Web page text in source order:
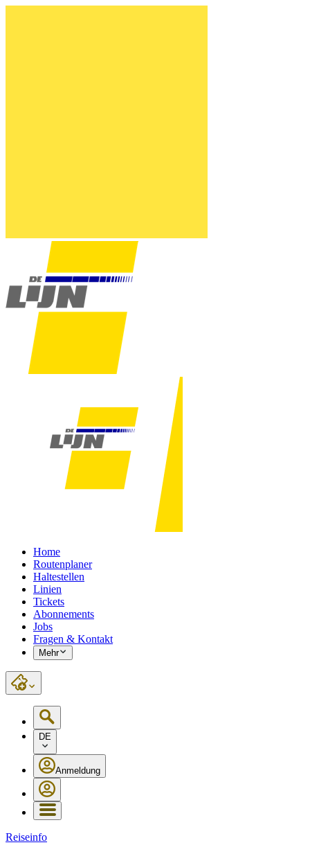
Home
Routenplaner
Haltestellen
Linien
Tickets
Abonnements
Jobs
Fragen & Kontakt
Mehr
DE
Anmeldung
Reiseinfo